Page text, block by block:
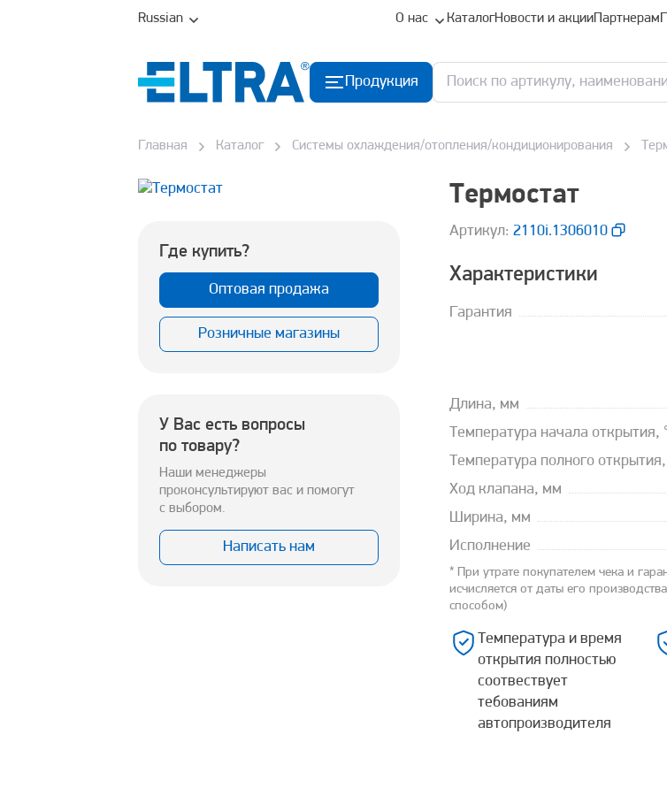
Russian О нас КаталогНовости и акцииПартнерам
Продукция
Главная Каталог Системы охлаждения/отопления/кондиционирования
Где купить?
Оптовая продажа
Розничные магазины
У Вас есть вопросы
по товару?
Наши менеджеры
проконсультируют вас и помогут
с выбором.
Написать нам
Термостат
Aртикул: 2110i.1306010
Характеристики
Гарантия
Длина, мм
Температура начала открытия,
Температура полного
Ход клапана, мм
Ширина, мм
Исполнение
* При утрате покупателем чека и
исчисляется от даты его
способом)
Температура и время
открытия полностью
соотвествует
тебованиям
автопроизводителя